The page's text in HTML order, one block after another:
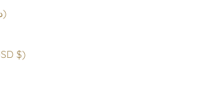
Algerien (DZD د.ج)
Überseeinseln (USD $)